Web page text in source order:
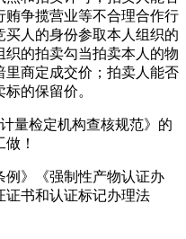
贿争揽营业等不合理合作行
人的身份参取本人组织的
的拍卖勾当拍卖本人的物
商定成交价；拍卖人能否
的保留价。
量检定机构查核规范》的
！
》《强制性产物认证办
证书和认证标记办理法